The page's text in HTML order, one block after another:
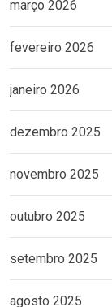
março 2026
fevereiro 2026
janeiro 2026
dezembro 2025
novembro 2025
outubro 2025
setembro 2025
agosto 2025